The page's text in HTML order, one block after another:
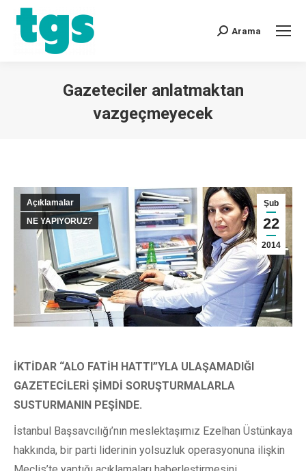
Arama
Gazeteciler anlatmaktan
vazgeçmeyecek
Şub
22
2014
Açıklamalar
NE YAPIYORUZ?
İKTİDAR “ALO FATİH HATTI”YLA ULAŞAMADIĞI
GAZETECİLERİ ŞİMDİ SORUŞTURMALARLA
SUSTURMANIN PEŞİNDE.
İstanbul Başsavcılığı’nın meslektaşımız Ezelhan Üstünkaya
hakkında, bir parti liderinin yolsuzluk operasyonuna ilişkin